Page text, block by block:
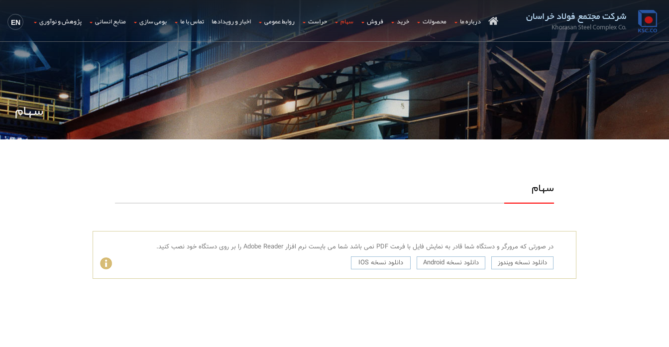
EN درباره ما محصولات خرید فروش سهام حراست روابط عمومی اخبار و رویدادها تماس با ما بومی سازی منابع انسانی پژوهش و نوآوری
سهام
سهام
در صورتی که مرورگر و دستگاه شما قادر به نمایش فایل با فرمت PDF نمی باشد شما می بایست نرم افزار Adobe Reader را بر روی دستگاه خود نصب کنید.
دانلود نسخه ویندوز
دانلود نسخه Android دانلود نسخه IOS